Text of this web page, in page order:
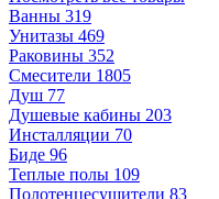
Ванны 319
Унитазы 469
Раковины 352
Смесители 1805
Душ 77
Душевые кабины 203
Инсталляции 70
Биде 96
Теплые полы 109
Полотенцесушители 83